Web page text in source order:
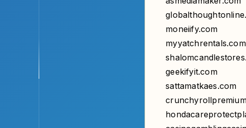
moneiify.com
myyatchrentals.com
geekifyit.com
sattamatkaes.com
towtimenews.com